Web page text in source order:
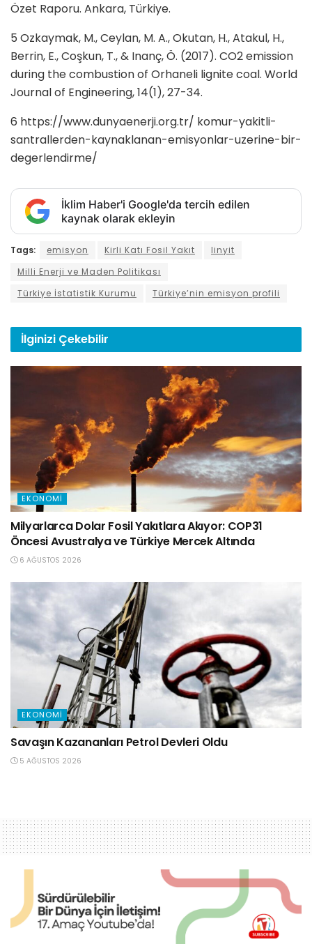
Özet Raporu. Ankara, Türkiye.
5 Ozkaymak, M., Ceylan, M. A., Okutan, H., Atakul, H.,
Berrin, E., Coşkun, T., & Inanç, Ö. (2017). CO2 emission
during the combustion of Orhaneli lignite coal. World
Journal of Engineering, 14(1), 27-34.
6 https://www.dunyaenerji.org.tr/ komur-yakitli-
santrallerden-kaynaklanan-emisyonlar-uzerine-bir-
degerlendirme/
İklim Haber'i Google'da tercih edilen
kaynak olarak ekleyin
Tags: emisyon Kirli Katı Fosil Yakıt
linyit
Milli Enerji ve Maden Politikası
Türkiye İstatistik Kurumu
Türkiye’nin emisyon profili
İlginizi Çekebilir
EKONOMI
Milyarlarca Dolar Fosil Yakıtlara Akıyor: COP31
Öncesi Avustralya ve Türkiye Mercek Altında
6 AĞUSTOS 2026
EKONOMI
Savaşın Kazananları Petrol Devleri Oldu
5 AĞUSTOS 2026